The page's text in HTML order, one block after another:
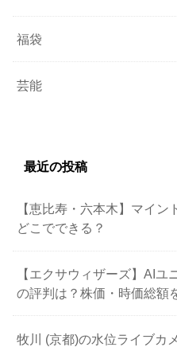
福袋
芸能
最近の投稿
【恵比寿・六本木】マイン
どこでできる？
【エクサウィザーズ】AI
の評判は？株価・時価総額
牧川 (京都)の水位ライブカ